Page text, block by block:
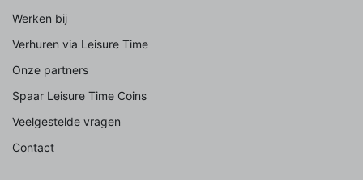
Werken bij
Verhuren via Leisure Time
Onze partners
Spaar Leisure Time Coins
Veelgestelde vragen
Contact